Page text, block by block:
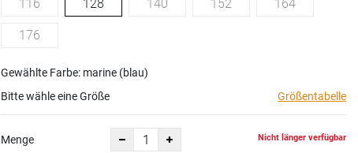
116 128 140 152 164
176
Gewählte Farbe: marine (blau)
Bitte wähle eine Größe
Größentabelle
Menge Nicht länger verfügbar